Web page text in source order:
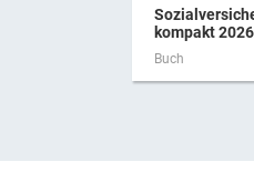
kompakt 2026
Buch